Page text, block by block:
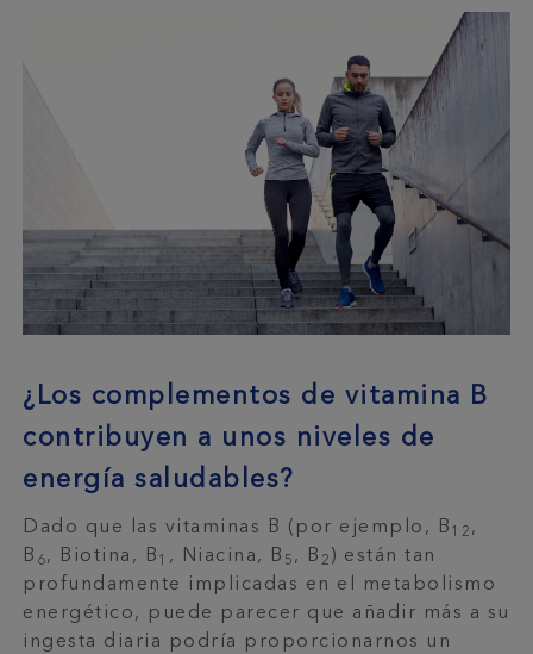
¿Los complementos de vitamina B
contribuyen a unos niveles de
energía saludables?
Dado que las vitaminas B (por ejemplo, B 12 ,
B 6, Biotina, B 1 , Niacina, B 5 , B 2 ) están tan
profundamente implicadas en el metabolismo
energético, puede parecer que añadir más a su
ingesta diaria podría proporcionarnos un